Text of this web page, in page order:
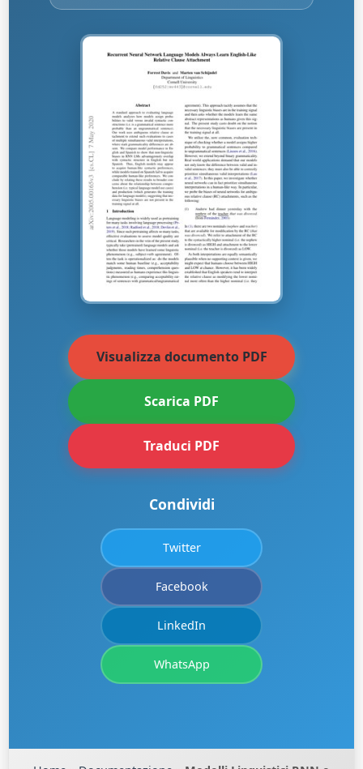
Visualizza documento PDF
Scarica PDF
Traduci PDF
Condividi
Twitter
Facebook
LinkedIn
WhatsApp